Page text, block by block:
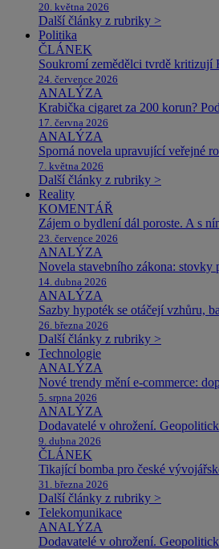
20. května 2026
Další články z rubriky >
Politika
ČLÁNEK
Soukromí zemědělci tvrdě kritizují
24. července 2026
ANALÝZA
Krabička cigaret za 200 korun?
17. června 2026
ANALÝZA
Sporná novela upravující veřejné
7. května 2026
Další články z rubriky >
Reality
KOMENTÁŘ
Zájem o bydlení dál poroste. A s
23. července 2026
ANALÝZA
Novela stavebního zákona: stovky
14. dubna 2026
ANALÝZA
Sazby hypoték se otáčejí vzhůru,
26. března 2026
Další články z rubriky >
Technologie
ANALÝZA
Nové trendy mění e-commerce:
5. srpna 2026
ANALÝZA
Dodavatelé v ohrožení.
9. dubna 2026
ČLÁNEK
Tikající bomba pro české
31. března 2026
Další články z rubriky >
Telekomunikace
ANALÝZA
Dodavatelé v ohrožení.